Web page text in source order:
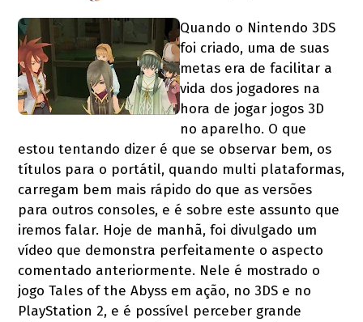
Quando o Nintendo 3DS
foi criado, uma de suas
metas era de facilitar a
vida dos jogadores na
hora de jogar jogos 3D
no aparelho. O que
estou tentando dizer é que se observar bem, os
títulos para o portátil, quando multi plataformas,
carregam bem mais rápido do que as versões
para outros consoles, e é sobre este assunto que
iremos falar. Hoje de manhã, foi divulgado um
vídeo que demonstra perfeitamente o aspecto
comentado anteriormente. Nele é mostrado o
jogo Tales of the Abyss em ação, no 3DS e no
PlayStation 2, e é possível perceber grande